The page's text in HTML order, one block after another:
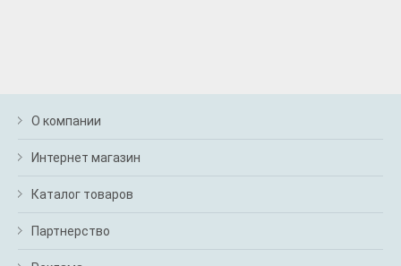
О компании
Интернет магазин
Каталог товаров
Партнерство